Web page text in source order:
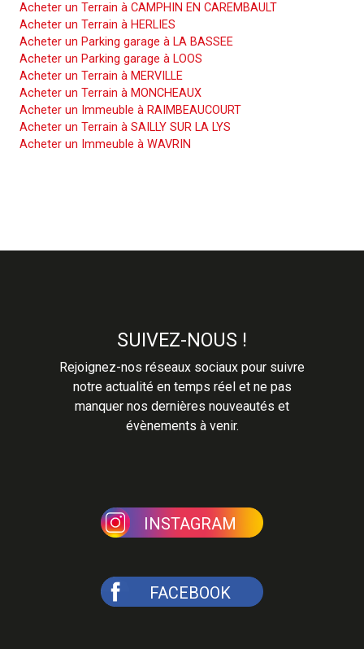
Acheter un Terrain à CAMPHIN EN CAREMBAULT
Acheter un Terrain à HERLIES
Acheter un Parking garage à LA BASSEE
Acheter un Parking garage à LOOS
Acheter un Terrain à MERVILLE
Acheter un Terrain à MONCHEAUX
Acheter un Immeuble à RAIMBEAUCOURT
Acheter un Terrain à SAILLY SUR LA LYS
Acheter un Immeuble à WAVRIN
SUIVEZ-NOUS !
Rejoignez-nos réseaux sociaux pour suivre
notre actualité en temps réel et ne pas
manquer nos dernières nouveautés et
évènements à venir.
INSTAGRAM
FACEBOOK